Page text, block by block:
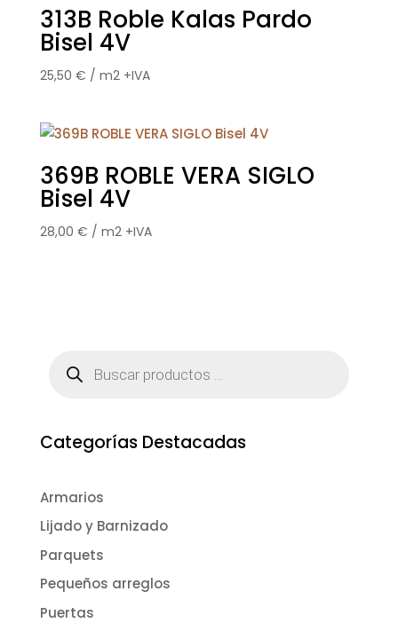
313B Roble Kalas Pardo
Bisel 4V
25,50 € / m2 +IVA
369B ROBLE VERA SIGLO
Bisel 4V
28,00 € / m2 +IVA
productos
Categorías Destacadas
Armarios
Lijado y Barnizado
Parquets
Pequeños arreglos
Puertas